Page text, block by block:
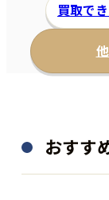
買取で
おすす